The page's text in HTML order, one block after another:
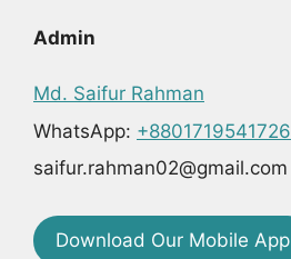
Admin
Md. Saifur Rahman
WhatsApp: +8801719541726
saifur.rahman02@gmail.com
Download Our Mobile App